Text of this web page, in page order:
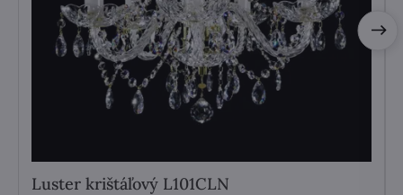
Luster krištáľový L101CLN